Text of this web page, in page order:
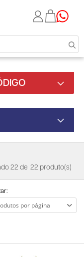
22 de 22 produto(s)